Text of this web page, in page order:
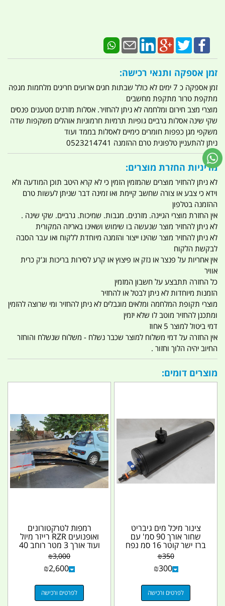
זמן אספקה ותנאי רכישה:
זמן אספקה כ 7 ימים לא כולל שבתות חגים ארועים חריגים מלחמות מגפה
מתקפת טרור מתקפת מחשבים
מוצרי מצב חירום ומלחמה לא ניתן להחזיר. אסלות מזרנים מטענים פנסים
שקי שינה אסלות גרביים גופיות תרמיות חרמוניות אוהלים משקפות שדה
משקפי מגן כפפות חומרים כימיים לאסלות בממד ועוד
ניתן להתעניין טלפונית טרם ההזמנה 0523214741
מדיניות החזרת מוצרים:
לא ניתן להחזיר מוצרים שהמזמין הזמין כי לא קרא היטב תוכן המודעה ולא
וידא כי צבע או צורה שחשב קיימת ואו זמינה דבר שניתן לעשות טרם
ההזמנה בטלפון
אין החזרת מוצרי הגיינה. מזרנים. מגבות. שמיכות. גרביים. שקי שינה .
לא ניתן להחזיר מוצר שנעשה בו שימוש ושאינו באריזה המקורית
לא ניתן להחזיר מוצר שהינו ייצור והזמנה מיוחדת ללקוח ואו עבר הסבה
לבקשת הלקוח
אין אחריות על פנצר או נזק או פיצוץ או קרע לסירות בריכות וג'ק כרית
אוויר
כל החזרה תתבצע על חשבון המזמין
הזמנות מיוחדות לא ניתן לבטל או להחזיר
מוצרי תקופת המלחמה ומלאים מוגבלים לא ניתן להחזיר ומי שרוצה להזמין
ומתכנן להחזיר מוטב לו שלא יזמין
דמי ביטול למוצר 5 אחוז
אין החזרה על דמי משלוח למוצר שכבר נשלח - משלוח שנשלח והוחזר
החיוב יהיה הלוך וחזור .
מוצרים דומים:
צינור מיכל מים גיבריט
שחור אורך 90 סמ' עם
ברז ישר קוטר 16 סמ נפח
15.5 ליטר... ₪350
₪300
לפרטים ורכישה
רמפות לטרקטורונים
ואופנועים RZR רייזר מיול
ועוד אורך 3 מטר רוחב 40
סמ למשקל 900...₪3,000
₪2,600
לפרטים ורכישה